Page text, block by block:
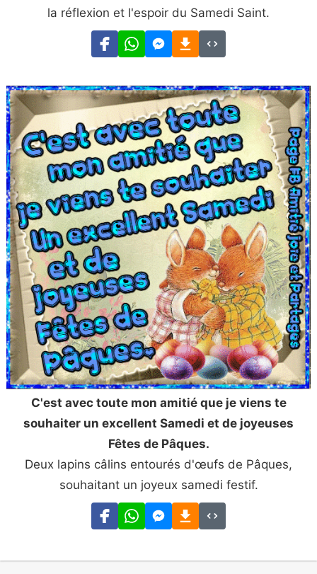
la réflexion et l'espoir du Samedi Saint.
C'est avec toute mon amitié que je viens te
souhaiter un excellent Samedi et de joyeuses
Fêtes de Pâques.
Deux lapins câlins entourés d'œufs de Pâques,
souhaitant un joyeux samedi festif.